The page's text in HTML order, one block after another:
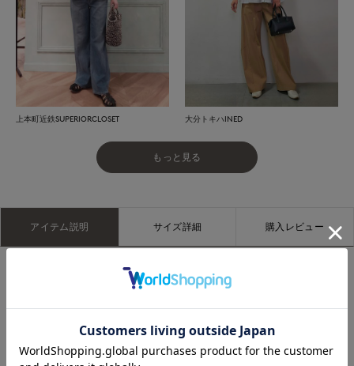
上本町近鉄SUPERIORCLOSET 大分トキハINED
もっと見る
アイテム説明 サイズ詳細 購入レビュー
しなやかで肌触りの良いスビン綿をMIXした天竺素材を使用し
ています。コットン100％で肌に優しく、しっとりとした素材
感が特徴です。毛羽立ちが少なくクリアな表面感も魅力です。
襟ぐりはまっすぐに見える浅めの開きで、胸元をしっかり隠し
てくれるデザイン。キレイ見えするタンクトップとして、どん